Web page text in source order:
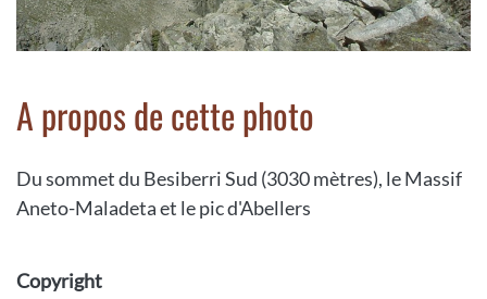
A propos de cette photo
Du sommet du Besiberri Sud (3030 mètres), le Massif
Aneto-Maladeta et le pic d'Abellers
Copyright